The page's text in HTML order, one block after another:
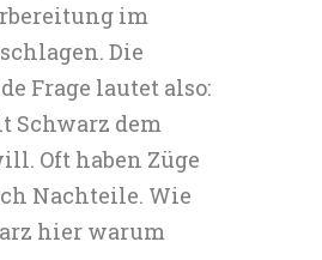
im
Die
Frage lautet also:
Schwarz dem
Oft haben Züge
Nachteile. Wie
hier warum